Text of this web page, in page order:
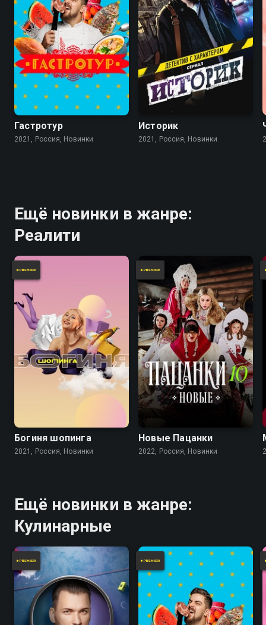
Гастротур
2021, Россия, Новинки
Историк
2021, Россия, Новинки
Ещё новинки в жанре:
Реалити
Богиня шопинга
2021, Россия, Новинки
Новые Пацанки
2022, Россия, Новинки
Ещё новинки в жанре:
Кулинарные